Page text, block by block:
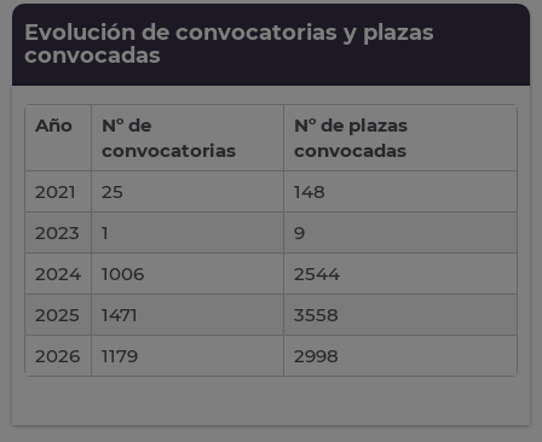
Evolución de convocatorias y plazas
convocadas
Año
Nº de
convocatorias
Nº de plazas
convocadas
2021
25
148
2023
1
9
2024
1006
2544
2025
1471
3558
2026
1179 2998